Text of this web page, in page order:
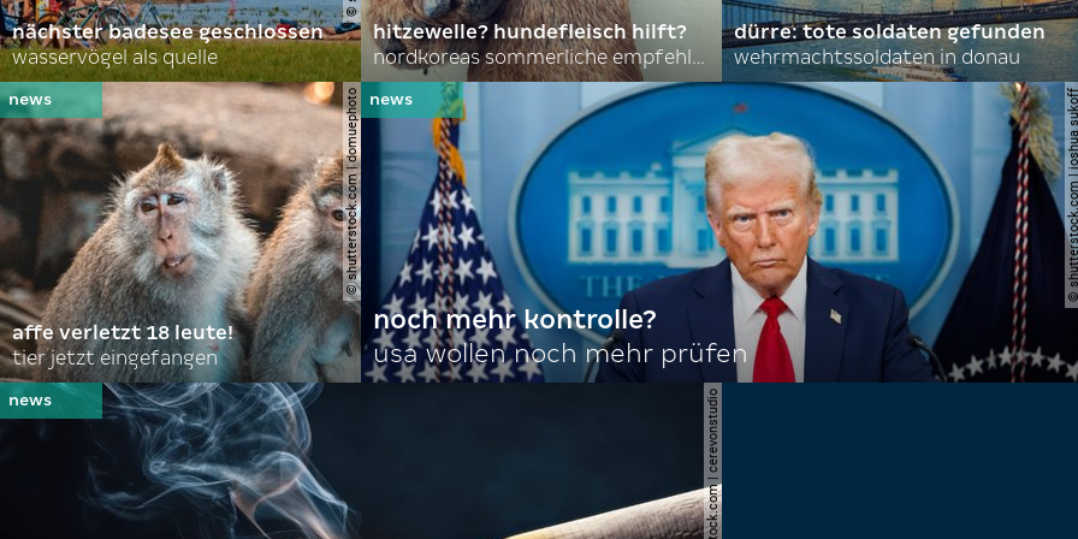
nächster badesee geschlossen
wasservögel als quelle
hitzewelle? hundefleisch hilft?
nordkoreas sommerliche empfehlungen
dürre: tote soldaten gefunden
wehrmachtssoldaten in donau
© shutterstock.com | domuephoto
affe verletzt 18 leute!
tier jetzt eingefangen
©
noch mehr kontrolle?
usa wollen noch mehr prüfen